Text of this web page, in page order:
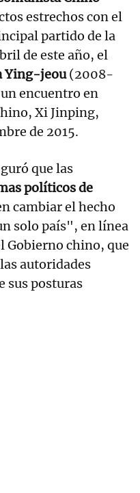
estrechos con el
partido de la
de este año, el
Ying-jeou(2008-
encuentro en
Xi Jinping,
de 2015.
que las
políticos de
cambiar el hecho
solo país", en línea
Gobierno chino, que
autoridades
sus posturas